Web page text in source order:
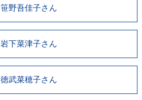
笹野吾佳子さん
岩下菜津子さん
徳武菜穂子さん